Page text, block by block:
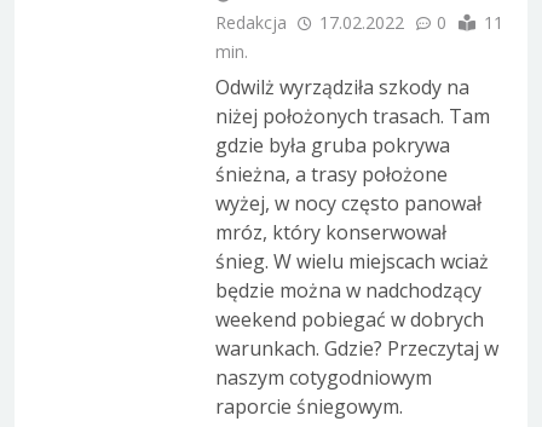
Redakcja 17.02.2022 0
11
min.
Odwilż wyrządziła szkody na
niżej położonych trasach. Tam
gdzie była gruba pokrywa
śnieżna, a trasy położone
wyżej, w nocy często panował
mróz, który konserwował
śnieg. W wielu miejscach wciaż
będzie można w nadchodzący
weekend pobiegać w dobrych
warunkach. Gdzie? Przeczytaj w
naszym cotygodniowym
raporcie śniegowym.